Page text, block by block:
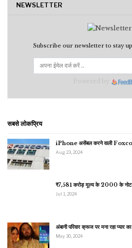
NEWSLETTER
Subscribe our newsletter to stay
सबसे लोकप्रिय
iPhone असेंबल करने वाली
Aug 23, 2024
₹7,581 करोड़ मूल्य के 2000 के नोट
Jul 1, 2024
अंबानी परिवार क्रूज पर मना रहा
May 30, 2024